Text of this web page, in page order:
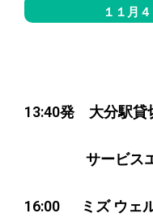
１１月
13:40発 大分駅貸
サービスエ
16:00 ミズ ウェ